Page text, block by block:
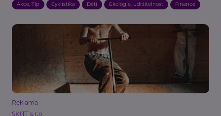
Akce, Tip Cyklistika Děti Ekologie, udržitelnost Finance
Reklama
SKITT s.r.o.